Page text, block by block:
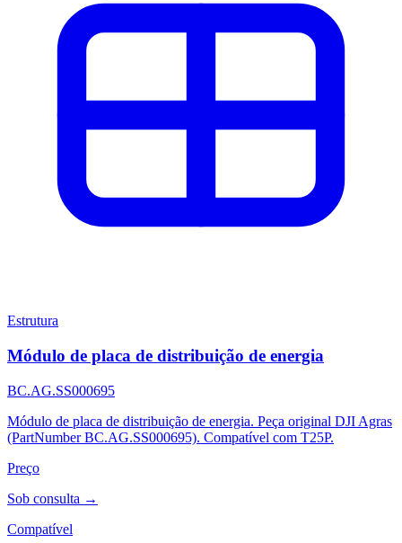
Estrutura
Módulo de placa de distribuição de energia
BC.AG.SS000695
Módulo de placa de distribuição de energia. Peça original DJI Agras
(PartNumber BC.AG.SS000695). Compatível com T25P.
Preço
Sob consulta →
Compatível